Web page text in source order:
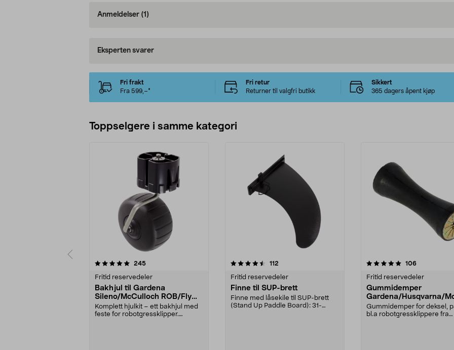
Anmeldelser (1)
Eksperten svarer
Fri frakt
Fra 599,–*
Fri retur
Returner til valgfri butikk
Sikkert
365 dagers åpent kjøp
Toppselgere i samme kategori
245anmeldelser
Fritid reservedeler
Bakhjul til Gardena
Sileno/McCulloch ROB/Flymo
Easilife
Komplett hjulkit – ett bakhjul med
feste for robotgressklipper.
4.5 av 5 stjerner 112
Fritid reservedeler
Finne til SUP-brett
Finne med låsekile til SUP-brett
(Stand Up Paddle Board): 31-
5.0 av 5 stjerner 106anmeldelser
Fritid reservedeler
Gummidemper
Gardena/Husqvarna/
ch/Flymo
Gummidemper for deksel,
bl.a robotgressklippere fra
5.0 av 5 stjerner